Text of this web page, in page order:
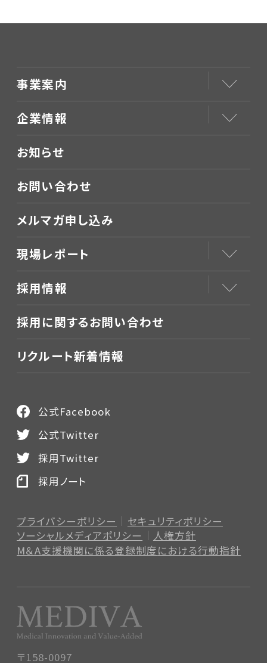
事業案内
企業情報
お知らせ
お問い合わせ
メルマガ申し込み
現場レポート
採用情報
採用に関するお問い合わせ
リクルート新着情報
〒158-0097
プライバシーポリシー
セキュリティポリシー
ソーシャルメディアポリシー
人権方針
M＆A支援機関に係る登録制度における行動指針
公式Facebook
公式Twitter
採用Twitter
採用ノート